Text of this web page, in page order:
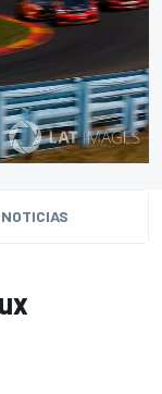
NOTICIAS